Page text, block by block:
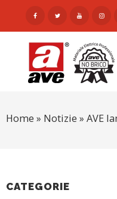
Home » Notizie » AVE
CATEGORIE